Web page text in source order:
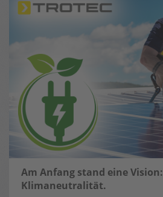
Am Anfang stand eine Vision:
Klimaneutralität.